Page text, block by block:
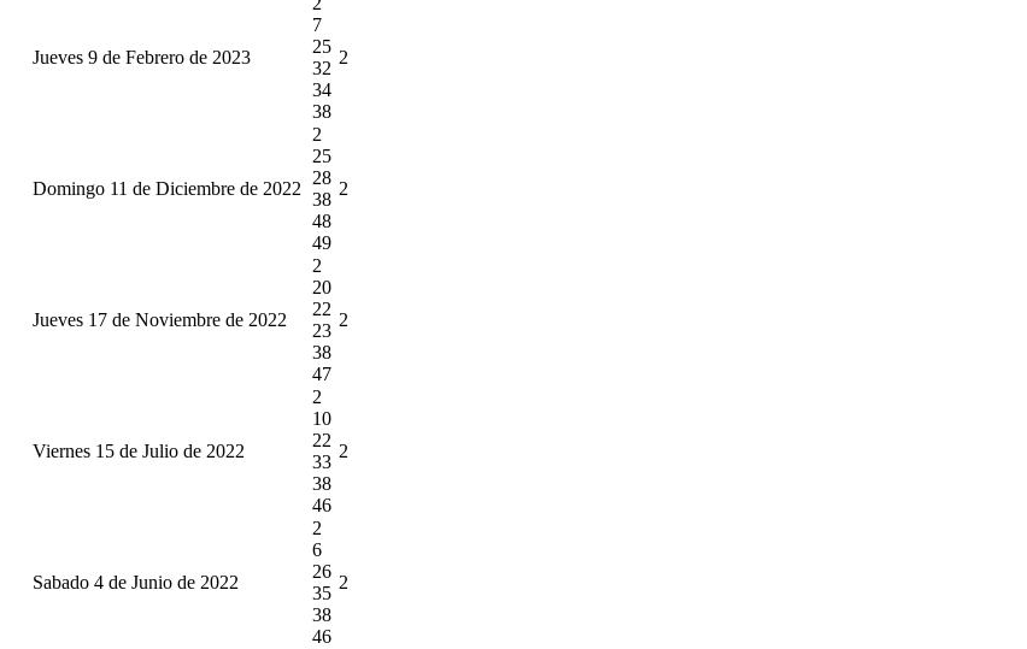
Jueves 9 de Febrero de 2023
7
25
32
34
38
2
Domingo 11 de Diciembre de 2022
2
25
28
38
48
49
2
Jueves 17 de Noviembre de 2022
2
20
22
23
38
47
2
Viernes 15 de Julio de 2022
2
10
22
33
38
46
2
Sabado 4 de Junio de 2022
2
6
26
35
38
46
2